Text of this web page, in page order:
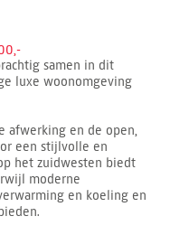
samen in dit
luxe woonomgeving
afwerking en de open,
een stijlvolle en
het zuidwesten biedt
moderne
en koeling en